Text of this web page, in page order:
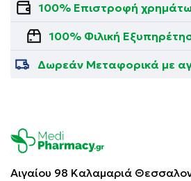
100% Επιστροφή
100% Φιλική
Δωρεάν Μεταφορικά με
Αιγαίου 98 Καλαμαριά